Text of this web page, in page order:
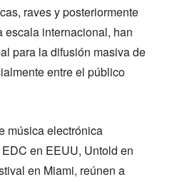
raves y posteriormente
internacional, han
para la difusión masiva de
entre el público
música electrónica
en EEUU, Untold en
en Miami, reúnen a